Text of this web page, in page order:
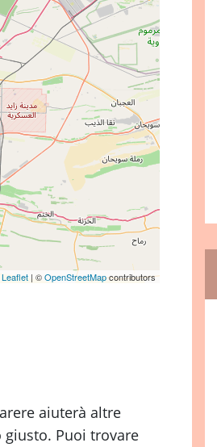
Leaflet | ©OpenStreetMapcontributors
aiuterà altre
Puoi trovare